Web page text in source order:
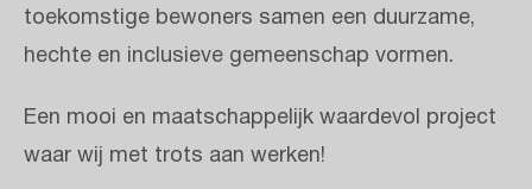
toekomstige bewoners samen een duurzame,
hechte en inclusieve gemeenschap vormen.
Een mooi en maatschappelijk waardevol project
waar wij met trots aan werken!